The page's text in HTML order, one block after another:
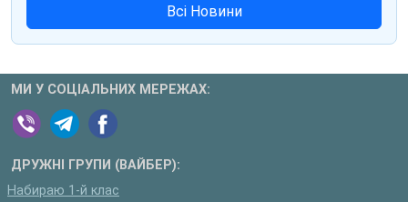
Всі Новини
МИ У СОЦІАЛЬНИХ МЕРЕЖАХ:
ДРУЖНІ ГРУПИ (ВАЙБЕР):
Набираю 1-й клас